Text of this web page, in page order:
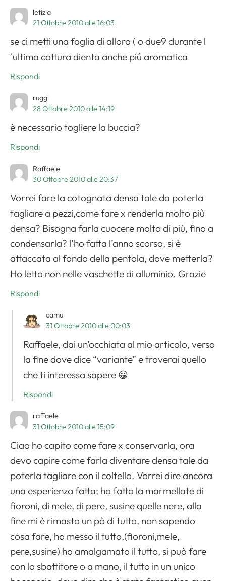
letizia
21 Ottobre 2010 alle 16:03
se ci metti una foglia di alloro ( o due9 durante l
´ultima cottura dienta anche piú aromatica
Rispondi
ruggi
28 Ottobre 2010 alle 14:19
è necessario togliere la buccia?
Rispondi
Raffaele
30 Ottobre 2010 alle 20:37
Vorrei fare la cotognata densa tale da poterla
tagliare a pezzi,come fare x renderla molto più
densa? Bisogna farla cuocere molto di più, fino a
condensarla? l’ho fatta l’anno scorso, si è
attaccata al fondo della pentola, dove metterla?
Ho letto non nelle vaschette di alluminio. Grazie
Rispondi
camu
31 Ottobre 2010 alle 00:03
Raffaele, dai un’occhiata al mio articolo, verso
la fine dove dice “variante” e troverai quello
che ti interessa sapere 😀
Rispondi
raffaele
31 Ottobre 2010 alle 15:09
Ciao ho capito come fare x conservarla, ora
devo capire come farla diventare densa tale da
poterla tagliare con il coltello. Vorrei dire ancora
una esperienza fatta; ho fatto la marmellate di
fioroni, di mele, di pere, susine quelle nere, alla
fine mi è rimasto un pò di tutto, non sapendo
cosa fare, ho messo il tutto,(fioroni,mele,
pere,susine) ho amalgamato il tutto, si può fare
con lo sbattitore o a mano, il tutto in un unico